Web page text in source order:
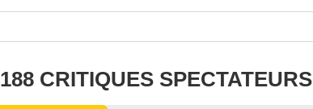
188 CRITIQUES SPECTATEURS